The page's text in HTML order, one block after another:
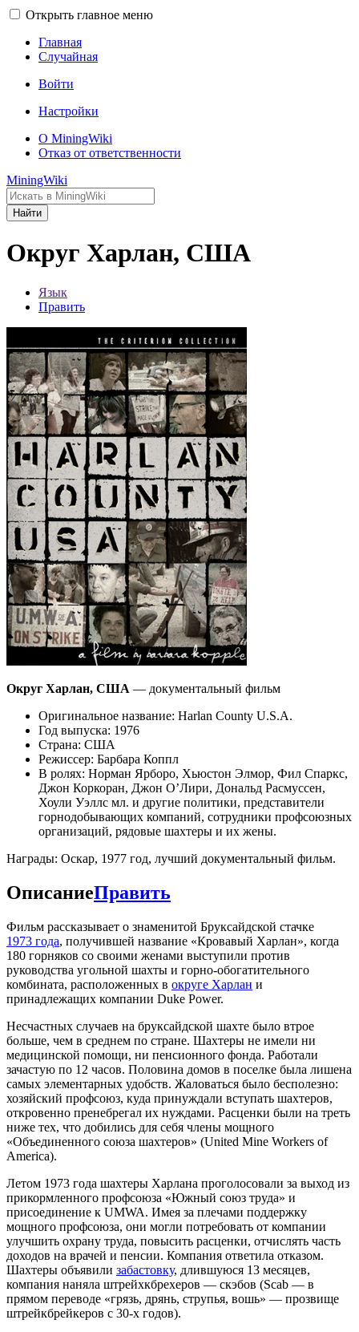
Открыть главное меню
Главная
Случайная
Войти
Настройки
О MiningWiki
Отказ от ответственности
MiningWiki
Найти
Округ Харлан, США
Язык
Править
Округ Харлан, США — документальный фильм
Оригинальное название: Harlan County U.S.A.
Год выпуска: 1976
Страна: США
Режиссер: Барбара Коппл
В ролях: Норман Ярборо, Хьюстон Элмор, Фил Спаркс,
Джон Коркоран, Джон О’Лири, Дональд Расмуссен,
Хоули Уэллс мл. и другие политики, представители
горнодобывающих компаний, сотрудники профсоюзных
организаций, рядовые шахтеры и их жены.
Награды: Оскар, 1977 год, лучший документальный фильм.
ОписаниеПравить
Фильм рассказывает о знаменитой Бруксайдской стачке
1973 года, получившей название «Кровавый Харлан», когда
180 горняков со своими женами выступили против
руководства угольной шахты и горно-обогатительного
комбината, расположенных в округе Харлан и
принадлежащих компании Duke Power.
Несчастных случаев на бруксайдской шахте было втрое
больше, чем в среднем по стране. Шахтеры не имели ни
медицинской помощи, ни пенсионного фонда. Работали
зачастую по 12 часов. Половина домов в поселке была лишена
самых элементарных удобств. Жаловаться было бесполезно:
хозяйский профсоюз, куда принуждали вступать шахтеров,
откровенно пренебрегал их нуждами. Расценки были на треть
ниже тех, что добились для себя члены мощного
«Объединенного союза шахтеров» (United Mine Workers of
America).
Летом 1973 года шахтеры Харлана проголосовали за выход из
прикормленного профсоюза «Южный союз труда» и
присоединение к UMWA. Имея за плечами поддержку
мощного профсоюза, они могли потребовать от компании
улучшить охрану труда, повысить расценки, отчислять часть
доходов на врачей и пенсии. Компания ответила отказом.
Шахтеры объявили забастовку, длившуюся 13 месяцев,
компания наняла штрейхкбрехеров — скэбов (Scab — в
прямом переводе «грязь, дрянь, струпья, вошь» — прозвище
штрейкбрейкеров с 30-х годов).